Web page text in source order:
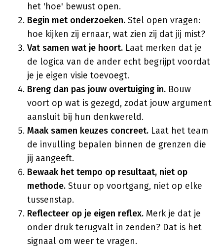
het 'hoe' bewust open.
Begin met onderzoeken. Stel open vragen:
hoe kijken zij ernaar, wat zien zij dat jij mist?
Vat samen wat je hoort. Laat merken dat je
de logica van de ander echt begrijpt voordat
je je eigen visie toevoegt.
Breng dan pas jouw overtuiging in. Bouw
voort op wat is gezegd, zodat jouw argument
aansluit bij hun denkwereld.
Maak samen keuzes concreet. Laat het team
de invulling bepalen binnen de grenzen die
jij aangeeft.
Bewaak het tempo op resultaat, niet op
methode. Stuur op voortgang, niet op elke
tussenstap.
Reflecteer op je eigen reflex. Merk je dat je
onder druk terugvalt in zenden? Dat is het
signaal om weer te vragen.